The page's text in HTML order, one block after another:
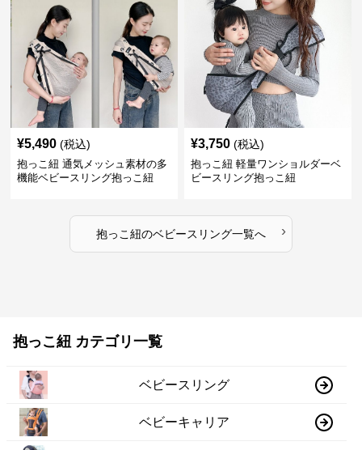
¥5,490 (税込)
抱っこ紐 通気メッシュ素材の多
機能ベビースリング抱っこ紐
¥3,750 (税込)
抱っこ紐 軽量ワンショルダーベ
ビースリング抱っこ紐
抱っこ紐のベビースリング一覧へ ›
抱っこ紐 カテゴリ一覧
ベビースリング
ベビーキャリア